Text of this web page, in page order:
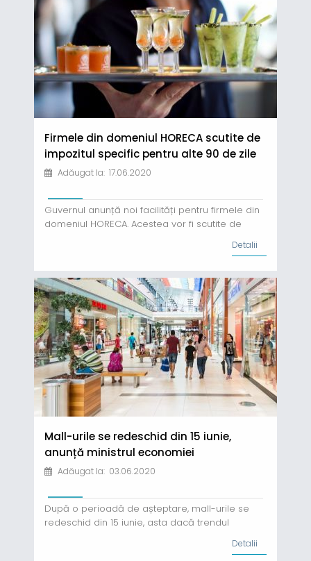
Firmele din domeniul HORECA scutite de
impozitul specific pentru alte 90 de zile
Adăugat la: 17.06.2020
Guvernul anunță noi facilități pentru firmele din
domeniul HORECA. Acestea vor fi scutite de
suplimentară de 90 de zile. Anunțul a fost făcut
Ionel Dancă. Potrivit acestuia, Guvernul a
adoptat pe 16 iunie o serie de măsuri fiscal-
bugetare pentru acordarea de...
Detalii
Mall-urile se redeschid din 15 iunie,
anunță ministrul economiei
Adăugat la: 03.06.2020
După o perioadă de așteptare, mall-urile se
redeschid din 15 iunie, asta dacă trendul
COVID-19 se menține. Anunțul a fost facut de
Detalii